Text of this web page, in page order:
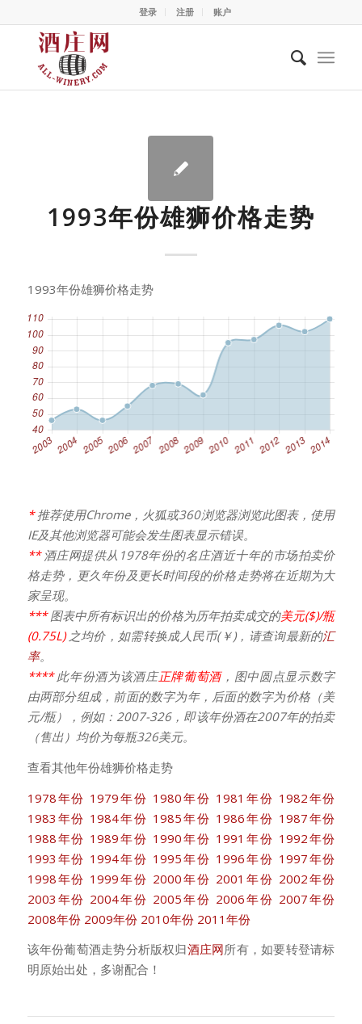
登录 注册 账户
1993年份雄狮价格走势
1993年份雄狮价格走势
*推荐使用Chrome，火狐或360浏览器浏览此图表，使用
IE及其他浏览器可能会发生图表显示错误。
** 酒庄网提供从1978年份的名庄酒近十年的市场拍卖价
格走势，更久年份及更长时间段的价格走势将在近期为大
家呈现。
***图表中所有标识出的价格为历年拍卖成交的美元($)/瓶
(0.75L)之均价，如需转换成人民币(￥)，请查询最新的汇
率。
****此年份酒为该酒庄正牌葡萄酒，图中圆点显示数字
由两部分组成，前面的数字为年，后面的数字为价格（美
元/瓶），例如：2007-326，即该年份酒在2007年的拍卖
（售出）均价为每瓶326美元。
查看其他年份雄狮价格走势
1978年份 1979年份 1980年份 1981年份 1982年份
1983年份 1984年份 1985年份 1986年份 1987年份
1988年份 1989年份 1990年份 1991年份 1992年份
1993年份 1994年份 1995年份 1996年份 1997年份
1998年份 1999年份 2000年份 2001年份 2002年份
2003年份 2004年份 2005年份 2006年份 2007年份
2008年份 2009年份 2010年份 2011年份
该年份葡萄酒走势分析版权归酒庄网所有，如要转登请标
明原始出处，多谢配合！